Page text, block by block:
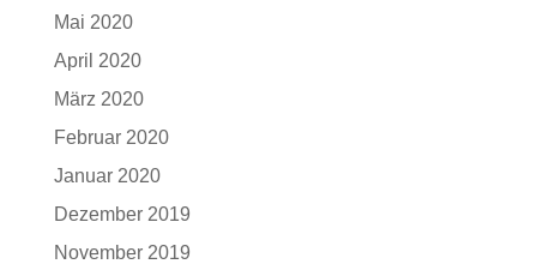
Mai 2020
April 2020
März 2020
Februar 2020
Januar 2020
Dezember 2019
November 2019